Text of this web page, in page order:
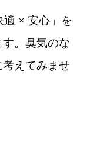
× 安心」を
。臭気のな
えてみませ